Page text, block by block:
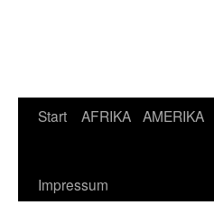
Start AFRIKA AMERIKA
Impressum